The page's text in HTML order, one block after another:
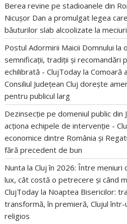
Berea revine pe stadioanele din
Nicușor Dan a promulgat legea
băuturilor slab alcoolizate la meciuri
Postul Adormirii Maicii Domnului la
semnificații, tradiții și recomandări
echilibrată - ClujToday laComoară
Consiliul Județean Cluj dorește
pentru publicul larg
Dezinsecție pe domeniul public din
acționa echipele de intervenție -
economice dintre România și
fără precedent de bun
Nunta la Cluj în 2026: Între
lux, cât costă o petrecere și când
ClujToday la Noaptea Bisericilor:
transformă, în premieră, Clujul
religios